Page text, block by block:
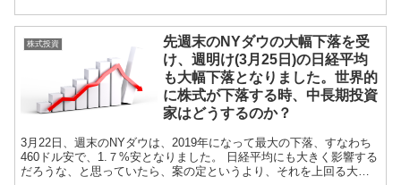
株式投資
先週末のNYダウの大幅下落を受
け、週明け(3月25日)の日経平均
も大幅下落となりました。世界的
に株式が下落する時、中長期投資
家はどうするのか？
3月22日、週末のNYダウは、2019年になって最大の下落、すなわち
460ドル安で、1.７%安となりました。 日経平均にも大きく影響する
だろうな、と思っていたら、案の定というより、それを上回る大幅